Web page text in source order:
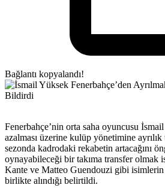
Bağlantı kopyalandı!
Fenerbahçe’nin orta saha oyuncusu
azalması üzerine kulüp yönetimine
sezonda kadrodaki rekabetin artacağını
oynayabileceği bir takıma transfer olmak
Kante ve Matteo Guendouzi gibi isimlerin
birlikte alındığı belirtildi.